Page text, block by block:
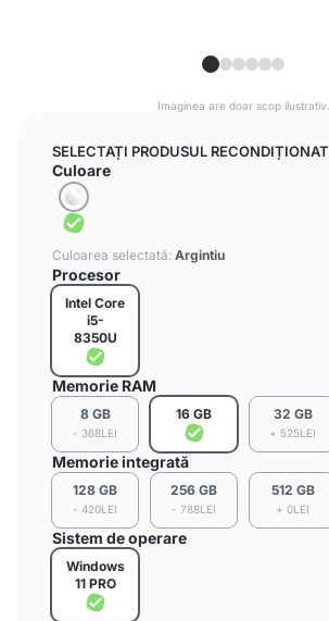
Imaginea are doar scop ilustrativ.
SELECTAȚI PRODUSUL RECONDIȚIONAT
Culoare
Culoarea selectată: Argintiu
Procesor
Intel Core
i5-
8350U
Memorie RAM
8 GB
- 368LEI
16 GB 32 GB
+ 525LEI
Memorie integrată
128 GB
- 420LEI
256 GB
- 788LEI
512 GB
+ 0LEI
Sistem de operare
Windows
11 PRO